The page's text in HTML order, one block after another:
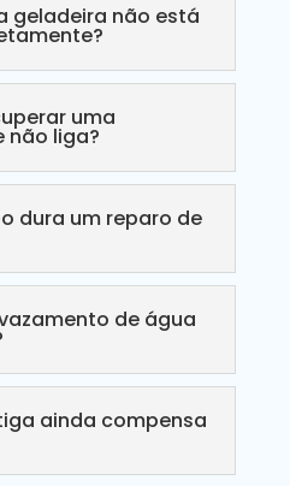
geladeira não está
uma
não liga?
dura um reparo de
de água
ainda compensa